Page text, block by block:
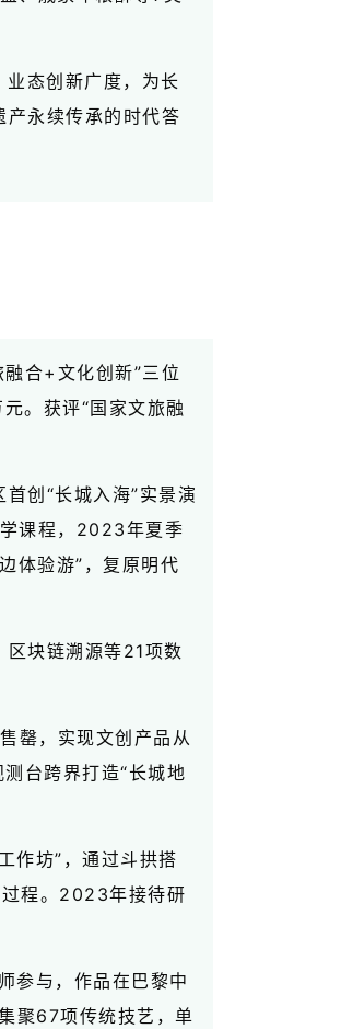
态创新广度，为长
产永续传承的时代答
合+文化创新”三位
。获评“国家文旅融
创“长城入海”实景演
课程，2023年夏季
体验游”，复原明代
块链溯源等21项数
罄，实现文创产品从
台跨界打造“长城地
作坊”，通过斗拱搭
过程。2023年接待研
参与，作品在巴黎中
聚67项传统技艺，单